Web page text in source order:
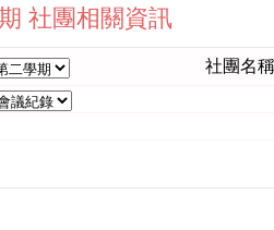
社團相關資訊
社團名